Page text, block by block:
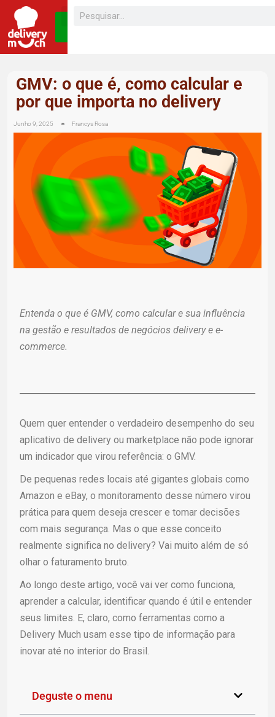
SEJA UM
GMV: o que é, como calcular e
por que importa no delivery
Junho 9, 2025 Francys Rosa
Entenda o que é GMV, como calcular e sua influência
na gestão e resultados de negócios delivery e e-
commerce.
Quem quer entender o verdadeiro desempenho do seu
aplicativo de delivery ou marketplace não pode ignorar
um indicador que virou referência: o GMV.
De pequenas redes locais até gigantes globais como
Amazon e eBay, o monitoramento desse número virou
prática para quem deseja crescer e tomar decisões
com mais segurança. Mas o que esse conceito
realmente significa no delivery? Vai muito além de só
olhar o faturamento bruto.
Ao longo deste artigo, você vai ver como funciona,
aprender a calcular, identificar quando é útil e entender
seus limites. E, claro, como ferramentas como a
Delivery Much usam esse tipo de informação para
inovar até no interior do Brasil.
Deguste o menu